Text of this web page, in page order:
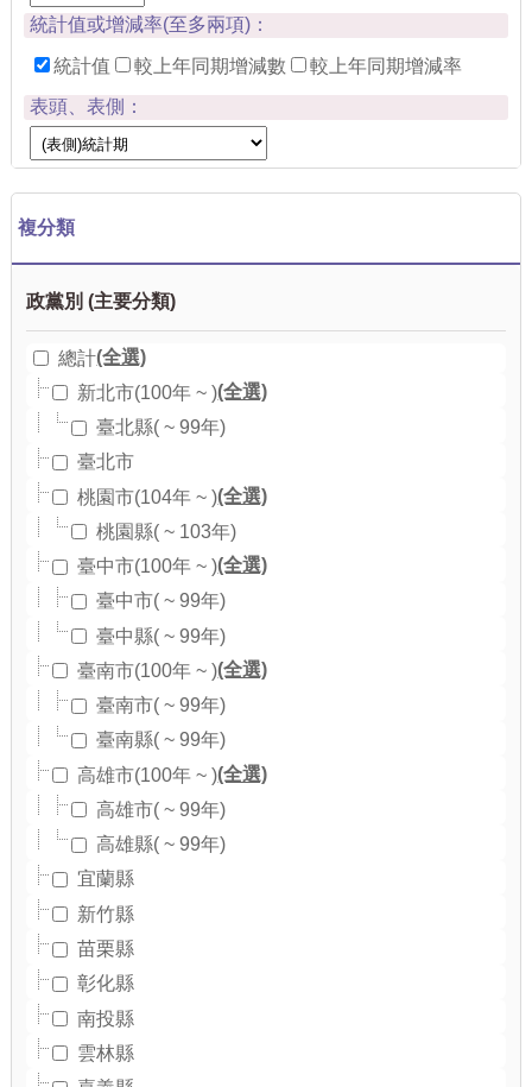
統計值或增減率(至多兩項)：
統計值 較上年同期增減數
較上年同期增減率
表頭、表側：
複分類
總計(全選)
新北市(100年 ~ )(全選)
臺北縣( ~ 99年)
臺北市
桃園市(104年 ~ )(全選)
桃園縣( ~ 103年)
臺中市(100年 ~ )(全選)
臺中市( ~ 99年)
臺中縣( ~ 99年)
臺南市(100年 ~ )(全選)
臺南市( ~ 99年)
臺南縣( ~ 99年)
高雄市(100年 ~ )(全選)
高雄市( ~ 99年)
高雄縣( ~ 99年)
宜蘭縣
新竹縣
苗栗縣
彰化縣
南投縣
雲林縣